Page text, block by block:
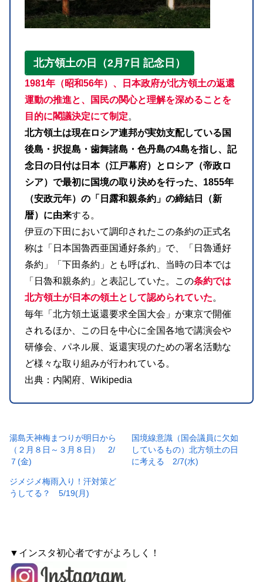
北方領土の日（2月7日 記念日）
1981年（昭和56年）、日本政府が北方領土の返還
運動の推進と、国民の関心と理解を深めることを
目的に閣議決定にて制定。
北方領土は現在ロシア連邦が実効支配している国
後島・択捉島・歯舞諸島・色丹島の4島を指し、記
念日の日付は日本（江戸幕府）とロシア（帝政ロ
シア）で最初に国境の取り決めを行った、1855年
（安政元年）の「日露和親条約」の締結日（新
暦）に由来する。
伊豆の下田において調印されたこの条約の正式名
称は「日本国魯西亜国通好条約」で、「日魯通好
条約」「下田条約」とも呼ばれ、当時の日本では
「日魯和親条約」と表記していた。この条約では
北方領土が日本の領土として認められていた。
毎年「北方領土返還要求全国大会」が東京で開催
されるほか、この日を中心に全国各地で講演会や
研修会、パネル展、返還実現のための署名活動な
ど様々な取り組みが行われている。
出典：内閣府、Wikipedia
湯島天神梅まつりが明日から
（２月８日～３月８日） 2/
７(金)
国境線意識（国会議員に欠如
しているもの）北方領土の日
に考える 2/7(水)
ジメジメ梅雨入り！汗対策ど
うしてる？ 5/19(月)
▼インスタ初心者ですがよろしく！